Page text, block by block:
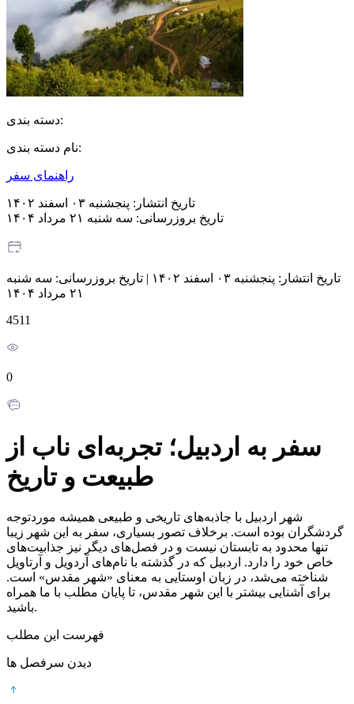
دسته بندی:
نام دسته بندی:
راهنمای سفر
تاریخ انتشار: پنجشنبه ۰۳ اسفند ۱۴۰۲
تاریخ بروزرسانی: سه شنبه ۲۱ مرداد ۱۴۰۴
تاریخ انتشار: پنجشنبه ۰۳ اسفند ۱۴۰۲ | تاریخ بروزرسانی: سه شنبه
۲۱ مرداد ۱۴۰۴
4511
0
سفر به اردبیل؛ تجربه‌ای ناب از
طبیعت و تاریخ
شهر اردبیل با جاذبه‌های تاریخی و طبیعی همیشه موردتوجه
گردشگران بوده است. برخلاف تصور بسیاری، سفر به این شهر زیبا
تنها محدود به تابستان نیست و در فصل‌های دیگر نیز جذابیت‌های
خاص خود را دارد. اردبیل که در گذشته با نام‌های آردویل و آرتاویل
شناخته می‌شد، در زبان اوستایی به معنای «شهر مقدس» است.
برای آشنایی بیشتر با این شهر مقدس، تا پایان مطلب با ما همراه
باشید.
فهرست این مطلب
دیدن سرفصل ها